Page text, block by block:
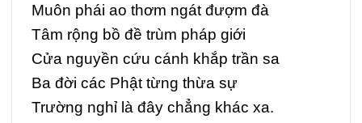
Muôn phái ao thơm ngát đượm đà
Tâm rộng bồ đề trùm pháp giới
Cửa nguyền cứu cánh khắp trần sa
Ba đời các Phật từng thừa sự
Trường nghỉ là đây chẳng khác xa.